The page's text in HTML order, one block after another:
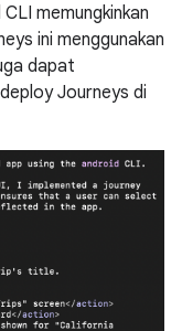
memungkinkan
ini menggunakan
dapat
Journeys di